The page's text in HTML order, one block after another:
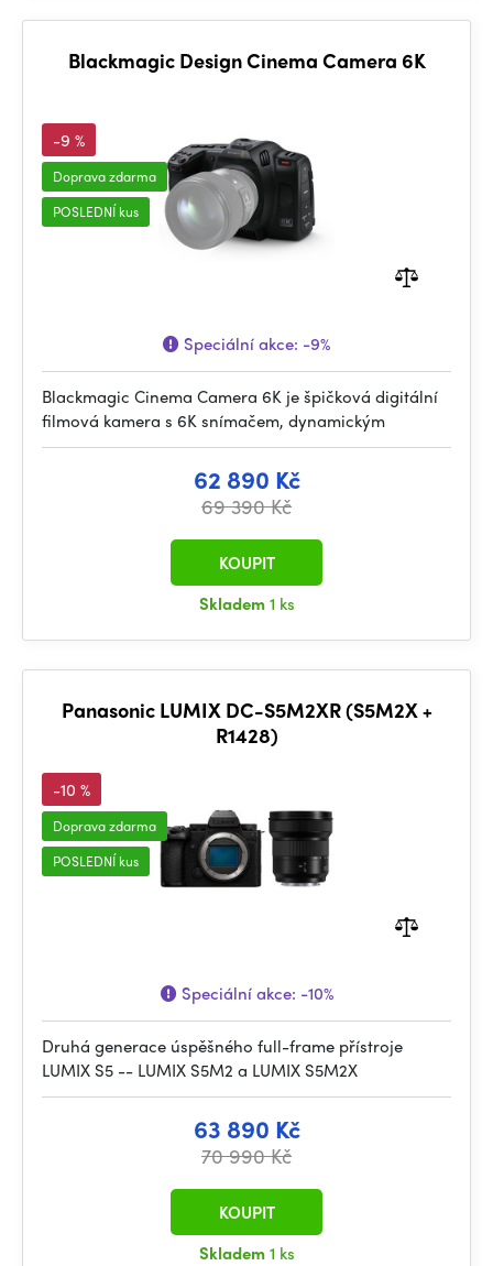
Blackmagic Design Cinema Camera 6K
-9 %
Doprava zdarma
POSLEDNÍ kus
Speciální akce: -9%
Blackmagic Cinema Camera 6K je špičková digitální
filmová kamera s 6K snímačem, dynamickým
62 890 Kč
69 390 Kč
Skladem1 ks
KOUPIT
Panasonic LUMIX DC-S5M2XR (S5M2X +
R1428)
-10 %
Doprava zdarma
POSLEDNÍ kus
Speciální akce: -10%
Druhá generace úspěšného full-frame přístroje
LUMIX S5 -- LUMIX S5M2 a LUMIX S5M2X
63 890 Kč
70 990 Kč
Skladem1 ks
KOUPIT